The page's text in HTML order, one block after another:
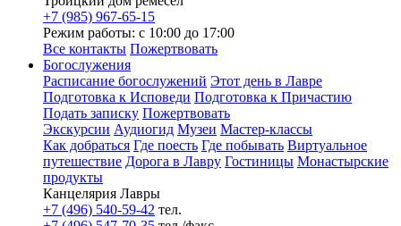
+7 (985) 967-65-15
Режим работы: с 10:00 до 17:00
Все контакты Пожертвовать
Богослужения
Расписание богослужений Этот день в Лавре
Подготовка к Исповеди Подготовка к Причастию
Подать записку Пожертвовать
Экскурсии Аудиогид Музеи Мастер-классы
Как добраться Где поесть Где побывать Виртуальное
путешествие Дорога в Лавру Гостиницы Монастырские
продукты
Канцелярия Лавры
+7 (496) 540-59-42 тел.